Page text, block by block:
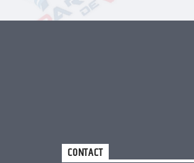
CONTACT